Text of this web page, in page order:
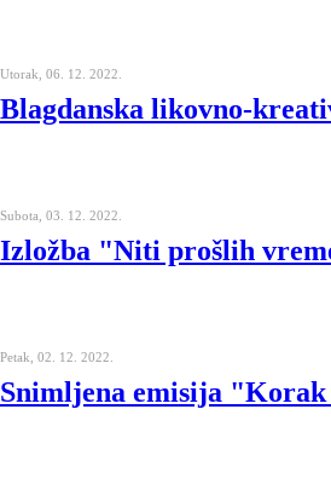
Utorak, 06. 12. 2022.
Blagdanska likovno-
Subota, 03. 12. 2022.
Izložba "Niti prošlih
Petak, 02. 12. 2022.
Snimljena emisija